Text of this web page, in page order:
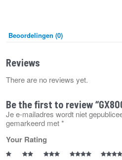
Beoordelingen (0)
Reviews
There are no reviews yet.
Be the first to review
Je e-mailadres wordt niet
gemarkeerd met*
Your Rating